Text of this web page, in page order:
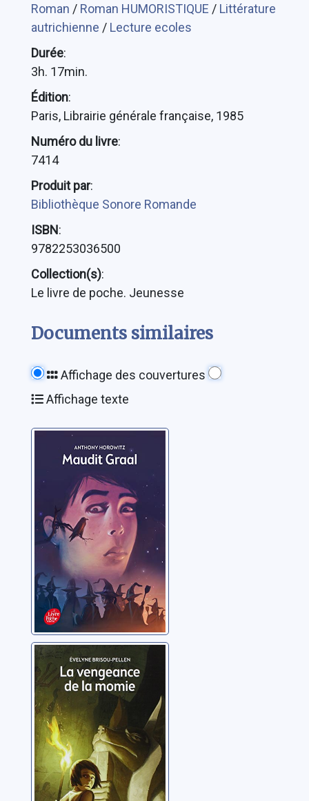
Roman / Roman HUMORISTIQUE / Littérature
autrichienne / Lecture ecoles
Durée:
3h. 17min.
Édition:
Paris, Librairie générale française, 1985
Numéro du livre:
7414
Produit par:
Bibliothèque Sonore Romande
ISBN:
9782253036500
Collection(s):
Le livre de poche. Jeunesse
Documents similaires
Affichage des couvertures
Affichage texte
[David Eliot]: [02]:
Maudit Graal
Horowitz, Anthony
La vengeance de
la momie
Brisou-Pellen, Évelyne